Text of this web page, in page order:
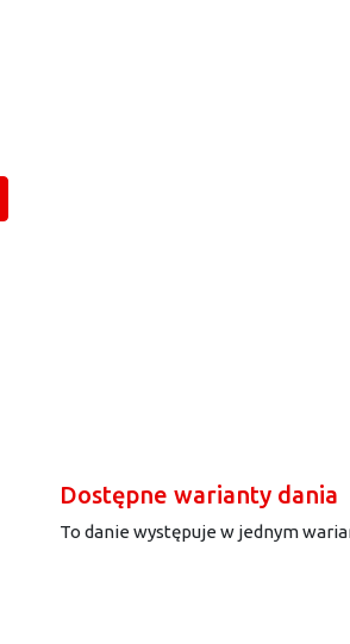
Dostępne warianty dania
To danie występuje w jednym